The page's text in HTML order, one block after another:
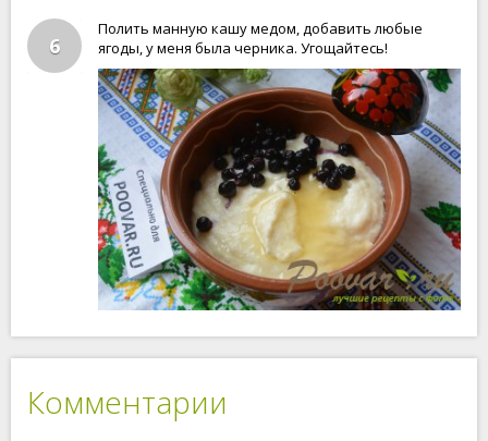
6
Полить манную кашу медом, добавить любые
ягоды, у меня была черника. Угощайтесь!
Комментарии